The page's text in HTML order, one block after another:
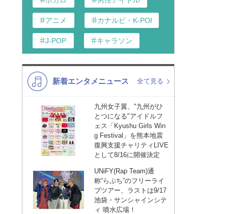
アニメ カナルビ・K-POP和訳
J-POP キャラソン
K-POP バンド
洋楽
VTuber ディズニー
新着エンタメニュース 全て見る
九州女子翼、"九州がひ
とつになる"アイドルフ
ェス「Kyushu Girls Win
g Festival」を熊本地震
復興支援チャリティLIVE
として8/16に開催決定
UNiFY(Rap Team)通
称“らぷち”のフリーライ
ブツアー、ラストは9/17
池袋・サンシャインシテ
ィ 噴水広場！